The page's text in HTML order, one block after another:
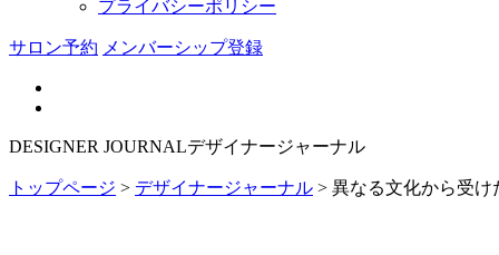
プライバシーポリシー
サロン予約 メンバーシップ登録
DESIGNER JOURNALデザイナージャーナル
トップページ > デザイナージャーナル > 異なる文化から受け